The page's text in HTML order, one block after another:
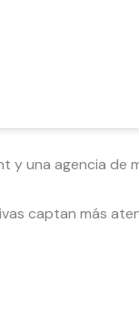
y una agencia de
captan más